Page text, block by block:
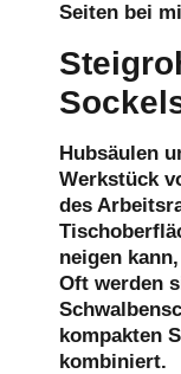
Seiten bei
Hubsäulen
Werkstück
des
neigen
Oft werden
kompakten
kombiniert.